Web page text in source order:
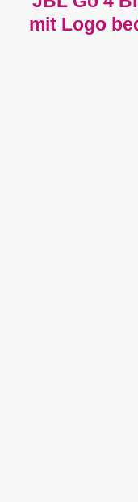
mit Logo